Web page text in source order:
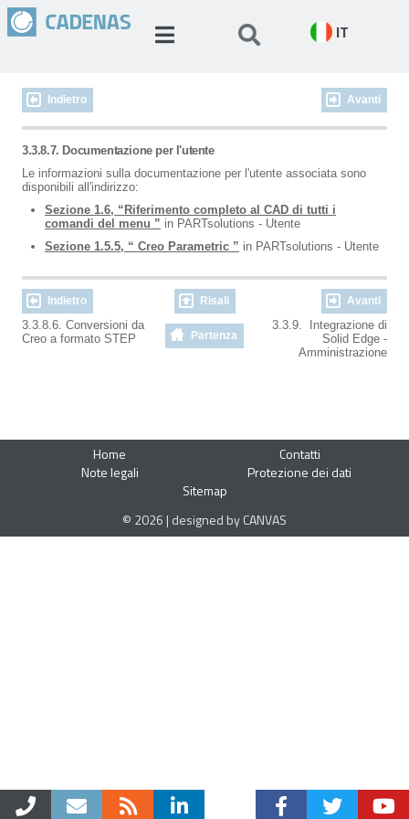
IT
Indietro Avanti
3.3.8.7. Documentazione per l'utente
Le informazioni sulla documentazione per l'utente associata sono
disponibili all'indirizzo:
Sezione 1.6, “Riferimento completo al CAD di tutti i
comandi del menu ” in PARTsolutions - Utente
Sezione 1.5.5, “ Creo Parametric ” in PARTsolutions - Utente
Indietro Risali Avanti
3.3.8.6. Conversioni da
Creo a formato STEP
Partenza
3.3.9. Integrazione di
Solid Edge -
Amministrazione
Home
Contatti
Note legali
Protezione dei dati
Sitemap
© 2026 | designed by CANVAS